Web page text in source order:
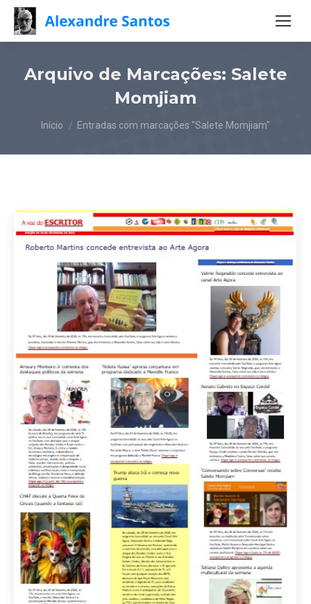
Arquivo de Marcações: Salete
Momjiam
Você está aqui:
Início Entradas com marcações "Salete Momjiam"